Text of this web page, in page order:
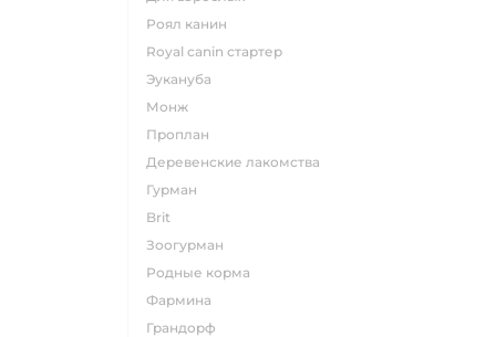
роял канин
Royal canin стартер
эукануба
монж
проплан
деревенские лакомства
гурман
brit
зоогурман
родные корма
фармина
грандорф